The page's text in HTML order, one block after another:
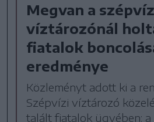
Megvan a
víztározónál
fiatalok
eredménye
Közleményt adott ki a
Szépvízi víztározó
talált fiatalok ügyében: